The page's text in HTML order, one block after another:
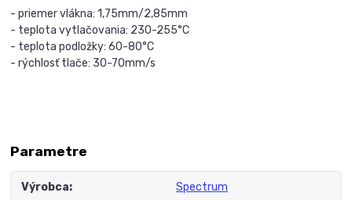
- priemer vlákna: 1,75mm/2,85mm
- teplota vytlačovania: 230-255°C
- teplota podložky: 60-80°C
- rýchlosť tlače: 30-70mm/s
Parametre
Výrobca Spectrum